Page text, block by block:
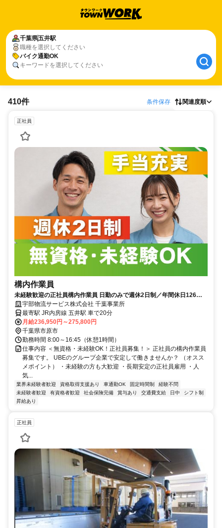
千葉県五井駅
職種を選択してください
バイク通勤OK
キーワードを選択してください
410件 条件保存 関連度順
正社員
構内作業員
未経験歓迎の正社員構内作業員 日勤のみで週休2日制／年間休日126日
フォーク資格会社負担で取得可能
宇部物流サービス株式会社 千葉事業所
最寄駅 JR内房線 五井駅 車で20分
月給236,950円～275,800円
千葉県市原市
勤務時間 8:00～16:45（休憩1時間）
仕事内容 ＜無資格・未経験OK！正社員募集！＞ 正社員の構内作業員
募集です。 UBEのグループ企業で安定して働きませんか？ （オスス
メポイント） ・未経験の方も大歓迎 ・長期安定の正社員雇用 ・人
気...
業界未経験者歓迎 資格取得支援あり 車通勤OK 固定時間制
経験不問
未経験者歓迎
有資格者歓迎 社会保険完備 賞与あり 交通費支給 日中
シフト制
昇給あり
正社員